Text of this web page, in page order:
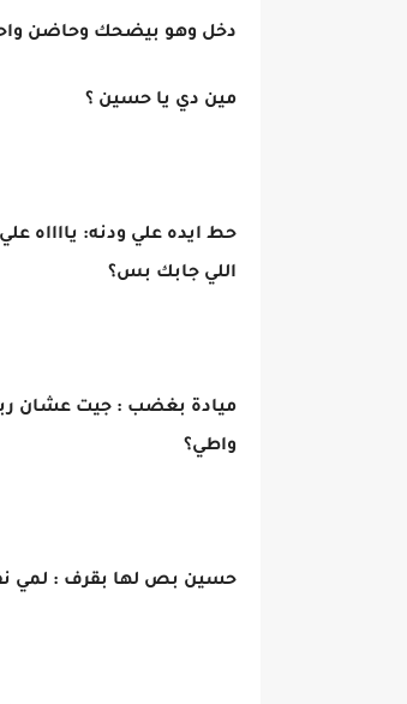
دخل وهو بيضحك وحاضن
مين دي يا حسين ؟
حط ايده علي ودنه: يااااه
اللي جابك بس؟
ميادة بغضب : جيت عشان
واطي؟
حسين بص لها بقرف : لمي